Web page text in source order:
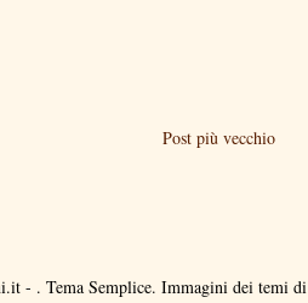
Post più vecchio
- . Tema Semplice. Immagini dei temi di